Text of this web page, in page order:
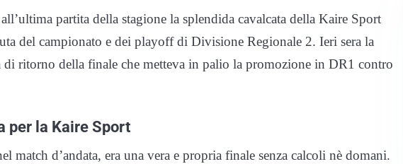
partita della stagione la splendida cavalcata della Kaire Sport
del campionato e dei playoff di Divisione Regionale 2. Ieri sera la
di ritorno della finale che metteva in palio la promozione in DR1 contro
per la Kaire Sport
match d’andata, era una vera e propria finale senza calcoli nè domani.